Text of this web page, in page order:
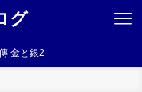
グ
金と銀2